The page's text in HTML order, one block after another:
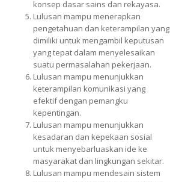
konsep dasar sains dan rekayasa.
Lulusan mampu menerapkan
pengetahuan dan keterampilan yang
dimiliki untuk mengambil keputusan
yang tepat dalam menyelesaikan
suatu permasalahan pekerjaan.
Lulusan mampu menunjukkan
keterampilan komunikasi yang
efektif dengan pemangku
kepentingan.
Lulusan mampu menunjukkan
kesadaran dan kepekaan sosial
untuk menyebarluaskan ide ke
masyarakat dan lingkungan sekitar.
Lulusan mampu mendesain sistem